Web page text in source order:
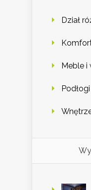
Dział
Meble i
Podłogi